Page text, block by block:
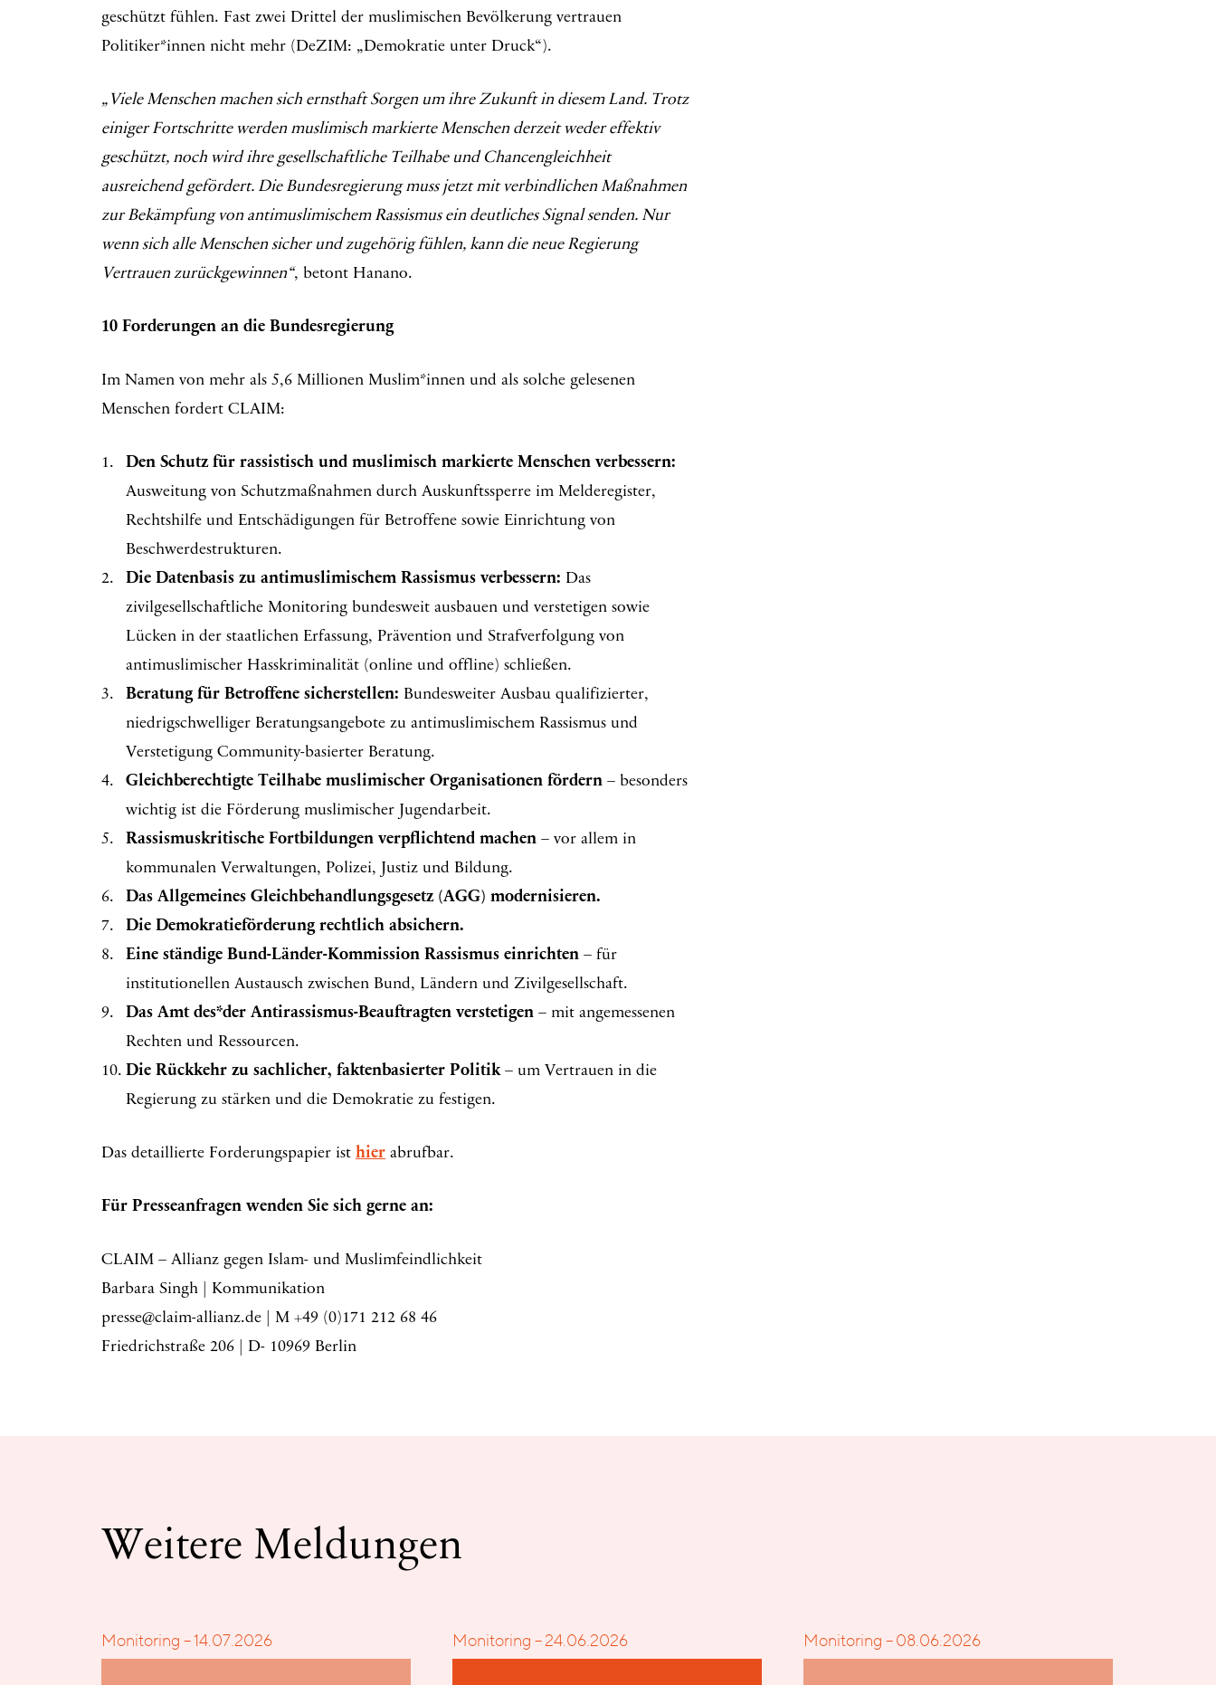
geschützt fühlen. Fast zwei Drittel der muslimischen Bevölkerung vertrauen
Politiker*innen nicht mehr (DeZIM: „Demokratie unter Druck“).
„Viele Menschen machen sich ernsthaft Sorgen um ihre Zukunft in diesem Land. Trotz
einiger Fortschritte werden muslimisch markierte Menschen derzeit weder effektiv
geschützt, noch wird ihre gesellschaftliche Teilhabe und Chancengleichheit
ausreichend gefördert. Die Bundesregierung muss jetzt mit verbindlichen Maßnahmen
zur Bekämpfung von antimuslimischem Rassismus ein deutliches Signal senden. Nur
wenn sich alle Menschen sicher und zugehörig fühlen, kann die neue Regierung
Vertrauen zurückgewinnen“, betont Hanano.
10 Forderungen an die Bundesregierung
Im Namen von mehr als 5,6 Millionen Muslim*innen und als solche gelesenen
Menschen fordert CLAIM:
Den Schutz für rassistisch und muslimisch markierte Menschen verbessern:
Ausweitung von Schutzmaßnahmen durch Auskunftssperre im Melderegister,
Rechtshilfe und Entschädigungen für Betroffene sowie Einrichtung von
Beschwerdestrukturen.
Die Datenbasis zu antimuslimischem Rassismus verbessern: Das
zivilgesellschaftliche Monitoring bundesweit ausbauen und verstetigen sowie
Lücken in der staatlichen Erfassung, Prävention und Strafverfolgung von
antimuslimischer Hasskriminalität (online und offline) schließen.
Beratung für Betroffene sicherstellen: Bundesweiter Ausbau qualifizierter,
niedrigschwelliger Beratungsangebote zu antimuslimischem Rassismus und
Verstetigung Community-basierter Beratung.
Gleichberechtigte Teilhabe muslimischer Organisationen fördern – besonders
wichtig ist die Förderung muslimischer Jugendarbeit.
Rassismuskritische Fortbildungen verpflichtend machen – vor allem in
kommunalen Verwaltungen, Polizei, Justiz und Bildung.
Das Allgemeines Gleichbehandlungsgesetz (AGG) modernisieren.
Die Demokratieförderung rechtlich absichern.
Eine ständige Bund-Länder-Kommission Rassismus einrichten – für
institutionellen Austausch zwischen Bund, Ländern und Zivilgesellschaft.
Das Amt des*der Antirassismus-Beauftragten verstetigen – mit angemessenen
Rechten und Ressourcen.
Die Rückkehr zu sachlicher, faktenbasierter Politik– um Vertrauen in die
Regierung zu stärken und die Demokratie zu festigen.
Das detaillierte Forderungspapier ist hier abrufbar.
Für Presseanfragen wenden Sie sich gerne an:
CLAIM – Allianz gegen Islam- und Muslimfeindlichkeit
Barbara Singh | Kommunikation
presse@claim-allianz.de | M +49 (0)171 212 68 46
Friedrichstraße 206 | D- 10969 Berlin
Weitere Meldungen
Monitoring – 14.07.2026 Monitoring – 24.06.2026 Monitoring – 08.06.2026